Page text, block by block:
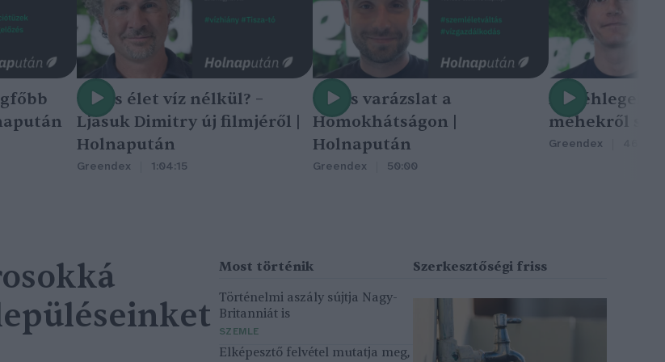
Nincs élet víz nélkül? –
Ljasuk Dimitry új filmjéről |
Holnapután
Greendex 1:04:15
Nincs varázslat a
Homokhátságon |
Holnapután
Greendex 50:00
A méhlegelő
méhekről
Greendex
Történelmi aszály sújtja Nagy-
Britanniát is
SZEMLE
Elképesztő felvétel mutatja meg,